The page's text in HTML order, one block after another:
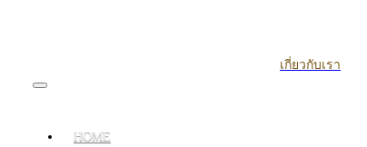
เกี่ยวกับเรา
HOME